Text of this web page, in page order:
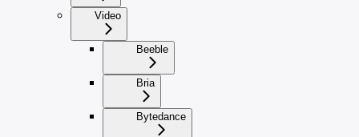
Video
Beeble
Bria
Bytedance